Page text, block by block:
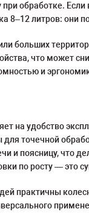
обработке.
8–12 литров: они
больших
что может
и
на удобство
точечной
и поясницу, что
по росту — это
практичны